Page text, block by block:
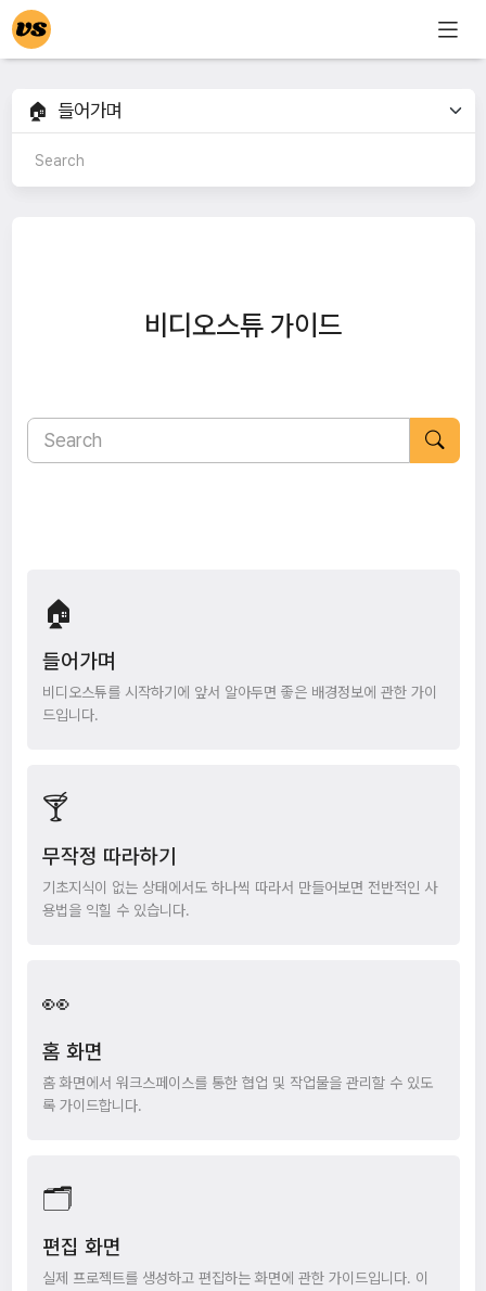
비디오스튜 가이드
🏠
들어가며
비디오스튜를 시작하기에 앞서 알아두면 좋은 배경정보에 관한 가이
드입니다.
🍸
무작정 따라하기
기초지식이 없는 상태에서도 하나씩 따라서 만들어보면 전반적인 사
용법을 익힐 수 있습니다.
👀
홈 화면
홈 화면에서 워크스페이스를 통한 협업 및 작업물을 관리할 수 있도
록 가이드합니다.
🗂️
편집 화면
실제 프로젝트를 생성하고 편집하는 화면에 관한 가이드입니다. 이